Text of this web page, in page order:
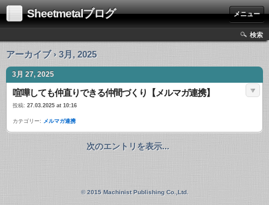
Sheetmetalブログ メニュー
検索
アーカイブ › 3月, 2025
3月 27, 2025
喧嘩しても仲直りできる仲間づくり【メルマガ連携】
投稿: 27.03.2025 at 10:16
カテゴリー: メルマガ連携
次のエントリを表示...
© 2015 Machinist Publishing Co.,Ltd.